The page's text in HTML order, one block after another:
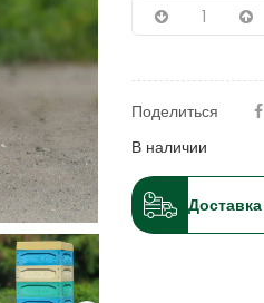
Поделиться
В наличии